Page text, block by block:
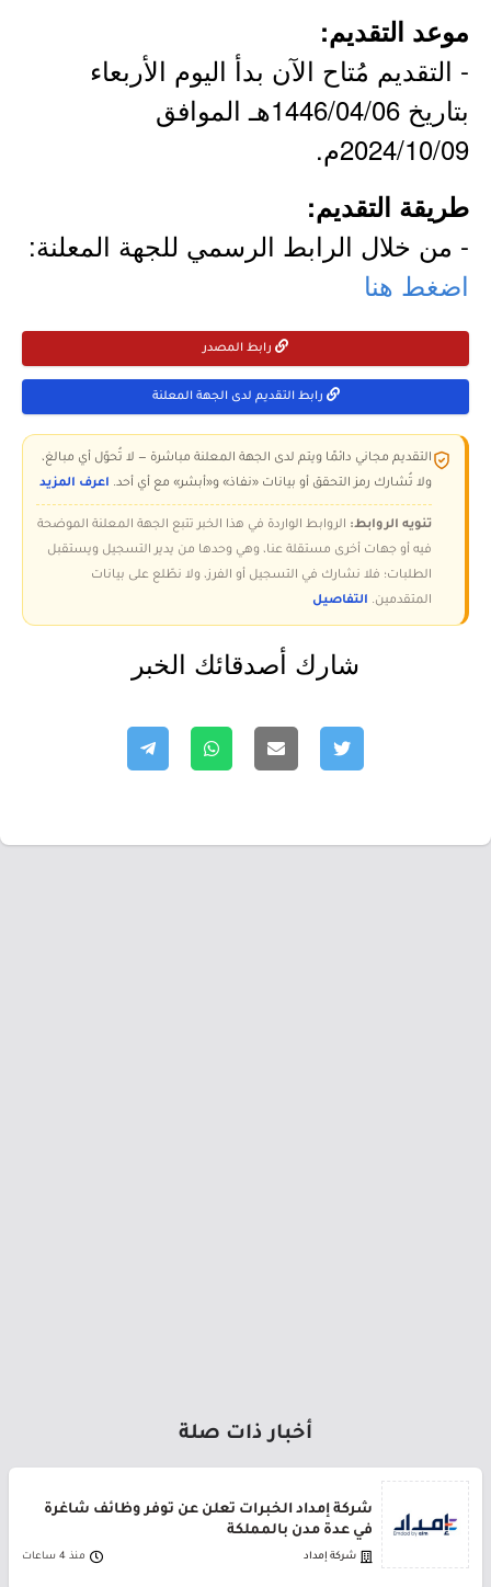
موعد التقديم:
- التقديم مُتاح الآن بدأ اليوم الأربعاء
بتاريخ 1446/04/06هـ الموافق
2024/10/09م.
طريقة التقديم:
- من خلال الرابط الرسمي للجهة المعلنة:
اضغط هنا
رابط المصدر
رابط التقديم لدى الجهة المعلنة
التقديم مجاني دائمًا ويتم لدى الجهة المعلنة مباشرة — لا تُحوّل أي مبالغ،
ولا تُشارك رمز التحقق أو بيانات «نفاذ» و«أبشر» مع أي أحد. اعرف المزيد
تنويه الروابط: الروابط الواردة في هذا الخبر تتبع الجهة المعلنة الموضحة
فيه أو جهات أخرى مستقلة عنا، وهي وحدها من يدير التسجيل ويستقبل
الطلبات؛ فلا نشارك في التسجيل أو الفرز، ولا نطّلع على بيانات
المتقدمين. التفاصيل
شارك أصدقائك الخبر
أخبار ذات صلة
شركة إمداد الخبرات تعلن عن توفر وظائف شاغرة
في عدة مدن بالمملكة
شركة إمداد منذ 4 ساعات